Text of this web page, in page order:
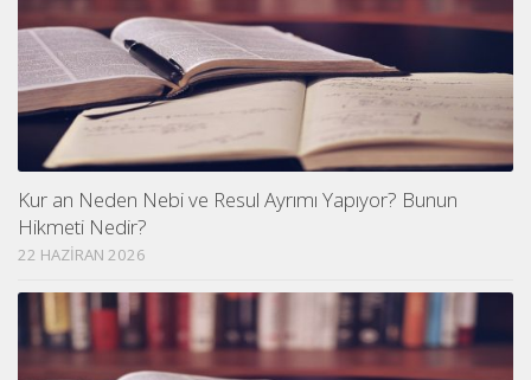
Kur an Neden Nebi ve Resul Ayrımı Yapıyor? Bunun
Hikmeti Nedir?
22 HAZIRAN 2026